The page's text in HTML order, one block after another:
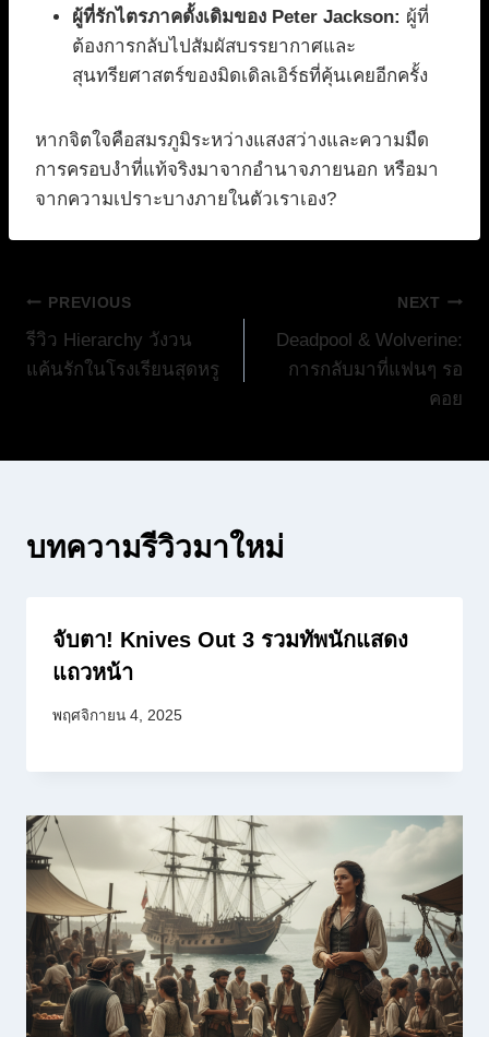
ผู้ที่รักไตรภาคดั้งเดิมของ Peter Jackson: ผู้ที่
ต้องการกลับไปสัมผัสบรรยากาศและ
สุนทรียศาสตร์ของมิดเดิลเอิร์ธที่คุ้นเคยอีกครั้ง
หากจิตใจคือสมรภูมิระหว่างแสงสว่างและความมืด
การครอบงำที่แท้จริงมาจากอำนาจภายนอก หรือมา
จากความเปราะบางภายในตัวเราเอง?
แนะแนว
เรื่อง
PREVIOUS
รีวิว Hierarchy วังวน
แค้นรักในโรงเรียนสุดหรู
NEXT
Deadpool & Wolverine:
การกลับมาที่แฟนๆ รอ
คอย
บทความรีวิวมาใหม่
จับตา! Knives Out 3 รวมทัพนักแสดง
แถวหน้า
พฤศจิกายน 4, 2025